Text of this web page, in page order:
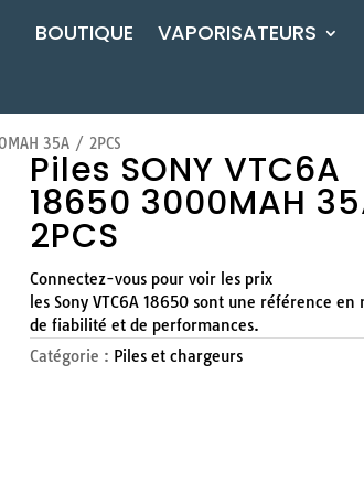
BOUTIQUE VAPORISATEURS
35A / 2PCS
Piles SONY VTC6A
18650 3000MAH
2PCS
Connectez-vous pour voir les prix
les Sony VTC6A 18650 sont une référence en
de fiabilité et de performances.
Catégorie : Piles et chargeurs